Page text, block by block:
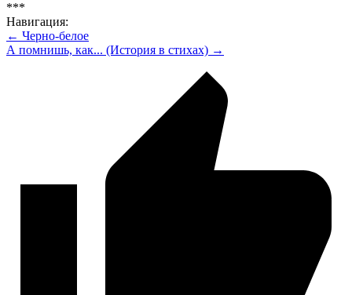
***
Навигация:
← Черно-белое
А помнишь, как... (История в стихах) →